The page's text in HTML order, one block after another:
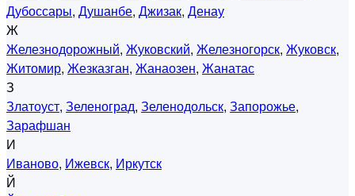
Дубоссары, Душанбе, Джизак, Денау
Ж
Железнодорожный, Жуковский, Железногорск, Жуковск,
Житомир, Жезказган, Жанаозен, Жанатас
З
Златоуст, Зеленоград, Зеленодольск, Запорожье,
Зарафшан
И
Иваново, Ижевск, Иркутск
Й